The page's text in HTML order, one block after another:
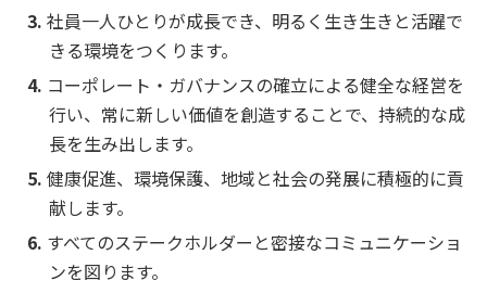
各種サービス・お知らせ
かんぽプラチナライフサービス
ご契約のしおり・約款（Web約款）
保険用語集
ご契約手続きの流れ
保険料のお払込方法
保険用語集
お問い合わせ
かんぽアプリ～かんぽの健康と安心を手のひらに～
すこやか健康ラボ
かんぽ生命のサステナビリティ
社員一人ひとりが成長でき、明るく生き生きと活躍で
きる環境をつくります。
コーポレート・ガバナンスの確立による健全な経営を
行い、常に新しい価値を創造することで、持続的な成
長を生み出します。
健康促進、環境保護、地域と社会の発展に積極的に貢
献します。
すべてのステークホルダーと密接なコミュニケーショ
ンを図ります。